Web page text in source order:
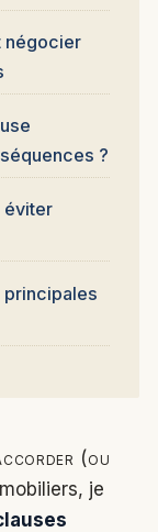
négocier
?
éviter
principales
(ou
je